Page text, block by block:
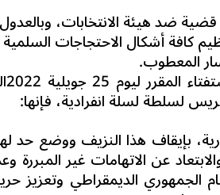
ضد هيئة الانتخابات،
كافة أشكال الاحتجاجات السلمية
المعطوب.
لسلطة لسلة انفرادية، فإنها:
بإيقاف هذا النزيف ووضع حد
عن الاتهامات غير
الجمهوري الديمقراطي